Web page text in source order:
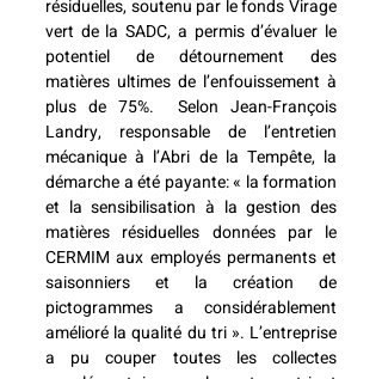
résiduelles, soutenu par le fonds Virage
vert de la SADC, a permis d’évaluer le
potentiel de détournement des
matières ultimes de l’enfouissement à
plus de 75%.  Selon Jean-François
Landry, responsable de l’entretien
mécanique à l’Abri de la Tempête, la
démarche a été payante: « la formation
et la sensibilisation à la gestion des
matières résiduelles données par le
CERMIM aux employés permanents et
saisonniers et la création de
pictogrammes a considérablement
amélioré la qualité du tri ». L’entreprise
a pu couper toutes les collectes